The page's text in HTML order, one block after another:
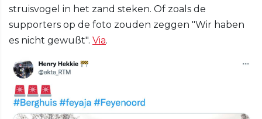
struisvogel in het zand steken. Of zoals de
supporters op de foto zouden zeggen "Wir haben
es nicht gewußt". Via.